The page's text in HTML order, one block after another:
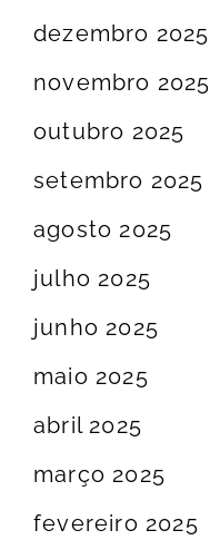
dezembro 2025
novembro 2025
outubro 2025
setembro 2025
agosto 2025
julho 2025
junho 2025
maio 2025
abril 2025
março 2025
fevereiro 2025